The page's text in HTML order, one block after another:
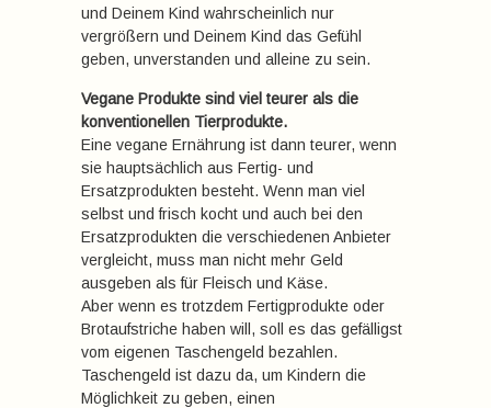
und Deinem Kind wahrscheinlich nur
vergrößern und Deinem Kind das Gefühl
geben, unverstanden und alleine zu sein.
Vegane Produkte sind viel teurer als die
konventionellen Tierprodukte.
Eine vegane Ernährung ist dann teurer, wenn
sie hauptsächlich aus Fertig- und
Ersatzprodukten besteht. Wenn man viel
selbst und frisch kocht und auch bei den
Ersatzprodukten die verschiedenen Anbieter
vergleicht, muss man nicht mehr Geld
ausgeben als für Fleisch und Käse.
Aber wenn es trotzdem Fertigprodukte oder
Brotaufstriche haben will, soll es das gefälligst
vom eigenen Taschengeld bezahlen.
Taschengeld ist dazu da, um Kindern die
Möglichkeit zu geben, einen